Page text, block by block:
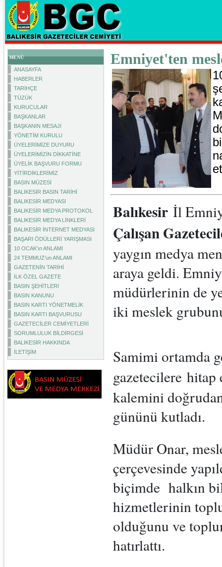
MENÜ
ANASAYFA
HABERLER
TARİHÇE
TÜZÜK
KURUCULAR
BAŞKANLAR
BAŞKANIN MESAJI
YÖNETİM KURULU
ÜYELERİMİZE DUYURU
ÜYELERİMİZİN DİKKATİNE
ÜYELİK BAŞVURU FORMU
YİTİRDİKLERİMİZ
BASIN MÜZESİ
BALIKESİR BASIN TARİHİ
BALIKESİR MEDYASI
BALIKESİR MEDYA PROTOKOL
BALIKESİR MEDYA LİNKLERİ
BALIKESİR İNTERNET MEDYASI
BAŞARI ÖDÜLLERİ YARIŞMASI
10 OCAK'ın ANLAMI
24 TEMMUZ'un ANLAMI
GAZETENİN TARİHİ
İLK ÖZEL GAZETE
BASIN ŞEHİTLERİ
BASIN KANUNU
BASIN KARTI YÖNETMELİK
BASIN KARTI BAŞVURUSU
GAZETECİLER CEMİYETLERİ
SORUMLULUK BİLDİRGESİ
BALIKESİR HAKKINDA
İLETİŞİM
Emniyet'ten
Balıkesir İl
Çalışan
yaygın medya
araya geldi.
müdürlerinin de
iki meslek
Samimi ortamda
gazetecilere
kalemini
gününü kutladı.
Müdür Onar,
çerçevesinde
biçimde halkın
hizmetlerinin
olduğunu ve
hatırlattı.